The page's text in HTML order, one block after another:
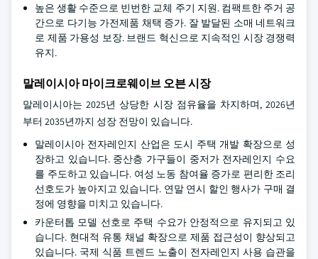
높은 생활 수준으로 빈번한 교체 주기 지원. 컴팩트한 주거 공
간으로 다기능 가전제품 채택 증가. 잘 발달된 소매 네트워크
로 제품 가용성 보장. 브랜드 혁신으로 지속적인 시장 경쟁력
유지.
말레이시아 마이크로웨이브 오븐 시장
말레이시아는 2025년 상당한 시장 점유율을 차지하며, 2026년
부터 2035년까지 성장 전망이 있습니다.
말레이시아 전자레인지 산업은 도시 주택 개발 확장으로 성
장하고 있습니다. 중산층 가구들이 중저가 전자레인지 수요
를 주도하고 있습니다. 여성 노동 참여율 증가로 편리한 조리
선호도가 높아지고 있습니다. 연말 연시 할인 행사가 구매 결
정에 영향을 미치고 있습니다.
카운터톱 모델 선호로 주택 수요가 안정적으로 유지되고 있
습니다. 현대적 유통 채널 확장으로 제품 접근성이 향상되고
있습니다. 국제 식품 트렌드 노출이 전자레인지 사용 습관을